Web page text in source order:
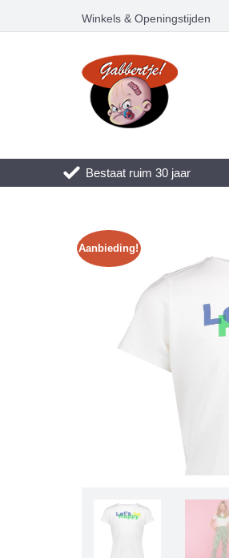
Winkels & Openingstijden
Bestaat ruim 30 jaar
Aanbieding!